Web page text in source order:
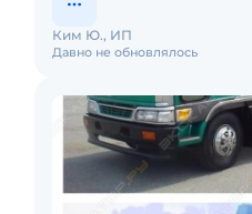
Давно не обновлялось
Ким Ю., ИП